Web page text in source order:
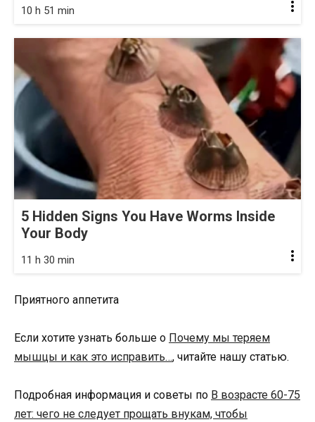
10 h 51 min
5 Hidden Signs You Have Worms Inside
Your Body
11 h 30 min
Приятного аппетита
Если хотите узнать больше о Почему мы теряем
мышцы и как это исправить…, читайте нашу статью.
Подробная информация и советы по В возрасте 60-75
лет: чего не следует прощать внукам, чтобы